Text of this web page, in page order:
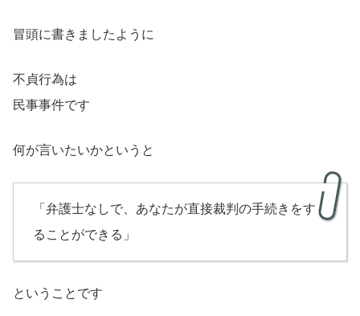
冒頭に書きましたように
不貞行為は
民事事件です
何が言いたいかというと
「弁護士なしで、あなたが直接裁判の手続きをす
ることができる」
ということです